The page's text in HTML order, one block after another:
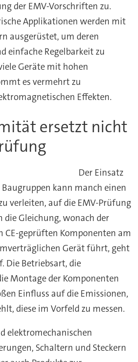
der EMV-Vorschriften zu.
Applikationen werden mit
ausgerüstet, um deren
einfache Regelbarkeit zu
Geräte mit hohen
es vermehrt zu
Effekten.
ersetzt nicht
Der Einsatz
kann manch einen
verleiten, auf die EMV-Prüfung
die Gleichung, wonach der
CE-geprüften Komponenten am
Gerät führt, geht
Die Betriebsart, die
Montage der Komponenten
Einfluss auf die Emissionen,
diese im Vorfeld zu messen.
elektromechanischen
Schaltern und Steckern